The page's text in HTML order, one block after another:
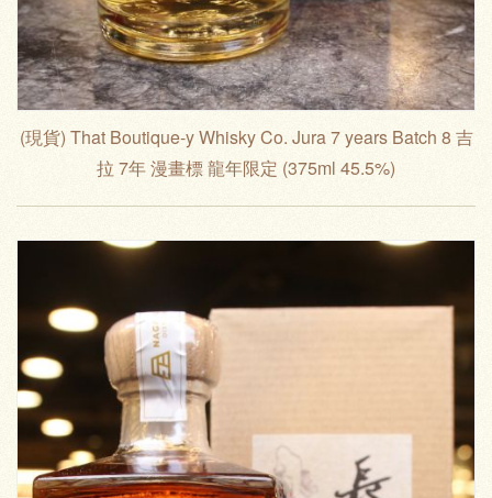
(現貨) That Boutique-y Whisky Co. Jura 7 years Batch 8 吉
拉 7年 漫畫標 龍年限定 (375ml 45.5%)